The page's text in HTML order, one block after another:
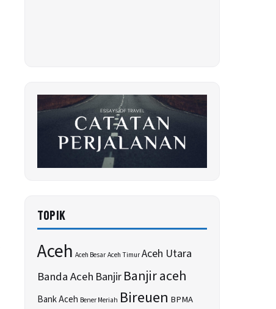
TOPIK
Aceh Aceh BesarAceh TimurAceh Utara
Banda Aceh BanjirBanjir aceh
Bank Aceh Bener Meriah Bireuen BPMA